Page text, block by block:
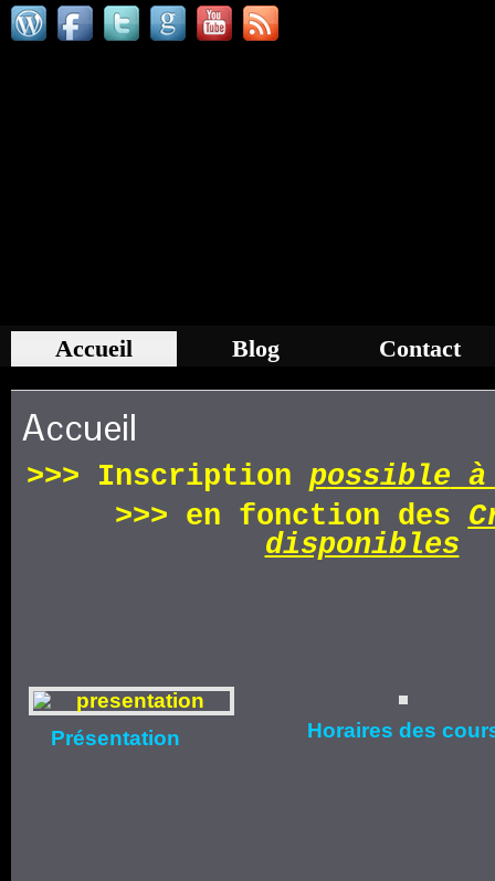
Accueil Blog Contact
Accueil
>>> Inscription possible à
>>> en fonction des
disponibles
Présentation Horaires des